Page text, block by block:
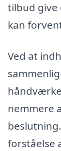
tilbud give
kan
Ved at
nemmere
forståelse